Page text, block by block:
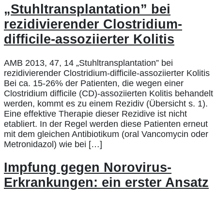
„Stuhltransplantation” bei
rezidivierender Clostridium-
difficile-assoziierter Kolitis
AMB 2013, 47, 14 „Stuhltransplantation” bei
rezidivierender Clostridium-difficile-assoziierter Kolitis
Bei ca. 15-26% der Patienten, die wegen einer
Clostridium difficile (CD)-assoziierten Kolitis behandelt
werden, kommt es zu einem Rezidiv (Übersicht s. 1).
Eine effektive Therapie dieser Rezidive ist nicht
etabliert. In der Regel werden diese Patienten erneut
mit dem gleichen Antibiotikum (oral Vancomycin oder
Metronidazol) wie bei […]
Impfung gegen Norovirus-
Erkrankungen: ein erster Ansatz